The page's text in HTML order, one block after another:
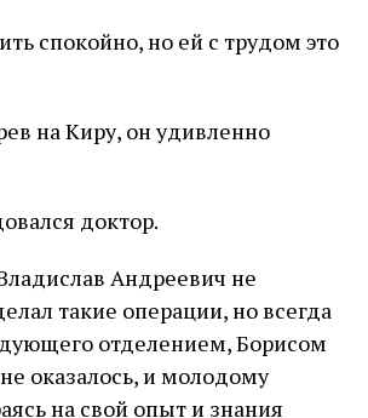
спокойно, но ей с трудом это
на Киру, он удивленно
доктор.
Андреевич не
такие операции, но всегда
отделением, Борисом
оказалось, и молодому
на свой опыт и знания